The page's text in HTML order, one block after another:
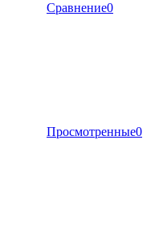
Сравнение0
Просмотренные0